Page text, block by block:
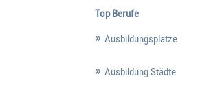
Top Berufe
Ausbildungsplätze
Ausbildung Städte